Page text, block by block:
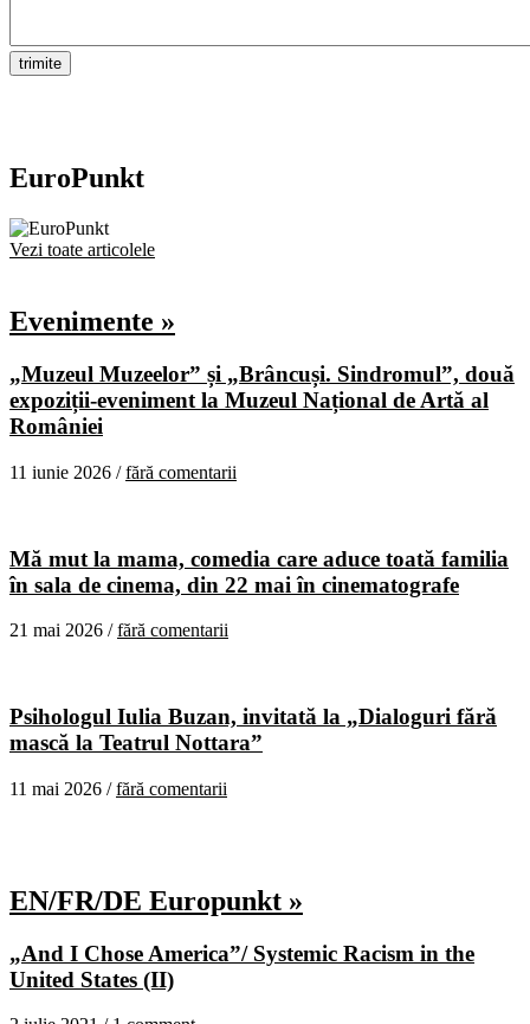
EuroPunkt
Vezi toate articolele
Evenimente »
„Muzeul Muzeelor” și „Brâncuși. Sindromul”, două
expoziții-eveniment la Muzeul Național de Artă al
României
11 iunie 2026 /fără comentarii
Mă mut la mama, comedia care aduce toată familia
în sala de cinema, din 22 mai în cinematografe
21 mai 2026 /fără comentarii
Psihologul Iulia Buzan, invitată la „Dialoguri fără
mască la Teatrul Nottara”
11 mai 2026 /fără comentarii
EN/FR/DE Europunkt »
„And I Chose America”/ Systemic Racism in the
United States (II)